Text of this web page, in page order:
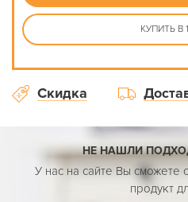
КУПИТЬ В
Скидка
НЕ НАШЛИ
У нас на сайте Вы сможете
продукт